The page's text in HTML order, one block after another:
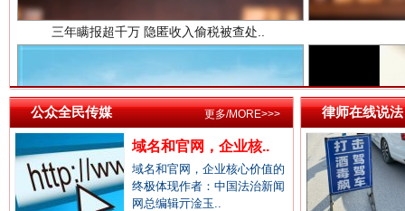
中国检察新闻网.
中国医药新闻网.
祁连巍巍树丰碑 高回报
公众全民传媒
域名和官网，企业核..
域名和官网，企业核心价值的
终极体现作者：中国法治新闻
网总编辑亓淦玉..
更多/MORE>>> 律师在线说法